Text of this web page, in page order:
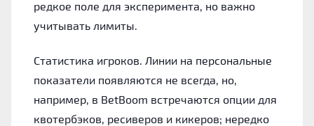
редкое поле для эксперимента, но важно
учитывать лимиты.
Статистика игроков. Линии на персональные
показатели появляются не всегда, но,
например, в BetBoom встречаются опции для
квотербэков, ресиверов и кикеров; нередко